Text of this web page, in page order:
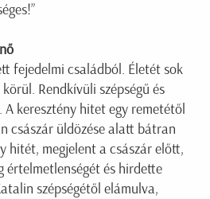
fejedelmi családból. Életét sok
Rendkívüli szépségű és
keresztény hitet egy remetétől
császár üldözése alatt bátran
hitét, megjelent a császár előtt,
értelmetlenségét és hirdette
szépségétől elámulva,